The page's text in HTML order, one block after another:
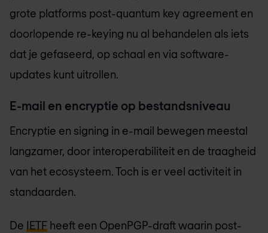
grote platforms post-quantum key agreement en
doorlopende re-keying nu al behandelen als iets
dat je gefaseerd, op schaal en via software-
updates kunt uitrollen.
E-mail en encryptie op bestandsniveau
Encryptie en signing in e-mail bewegen meestal
langzamer, door interoperabiliteit en de traagheid
van het ecosysteem. Toch is er veel activiteit in
standaarden.
De IETF heeft een OpenPGP-draft waarin post-